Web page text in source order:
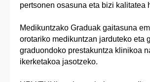
pertsonen osasuna eta bizi kalitatea
Medikuntzako Graduak gaitasuna
orotariko medikuntzan jarduteko eta
graduondoko prestakuntza klinikoa
ikerketakoa jasotzeko.